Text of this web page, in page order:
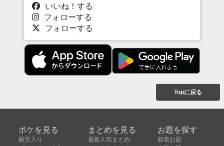
いいね！する
フォローする
フォローする
Topに戻る
ボケを見る
殿堂入り
まとめを見る
最新人気まとめ
お題を探す
新着お題